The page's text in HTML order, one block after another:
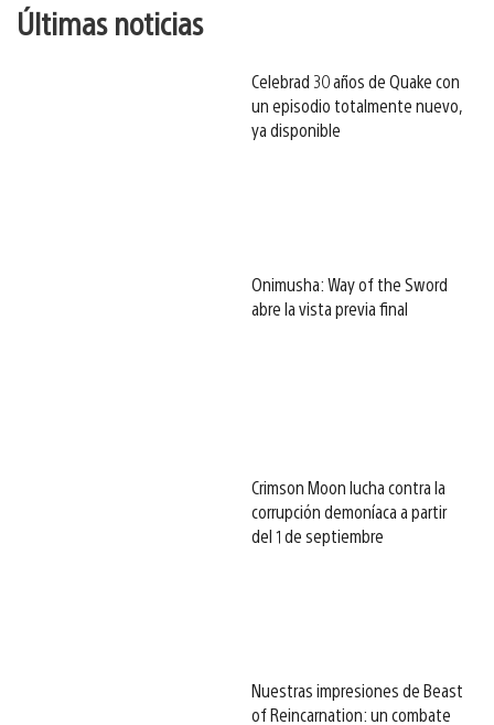
Últimas noticias
Celebrad 30 años de Quake con
un episodio totalmente nuevo,
ya disponible
Onimusha: Way of the Sword
abre la vista previa final
Crimson Moon lucha contra la
corrupción demoníaca a partir
del 1 de septiembre
Nuestras impresiones de Beast
of Reincarnation: un combate